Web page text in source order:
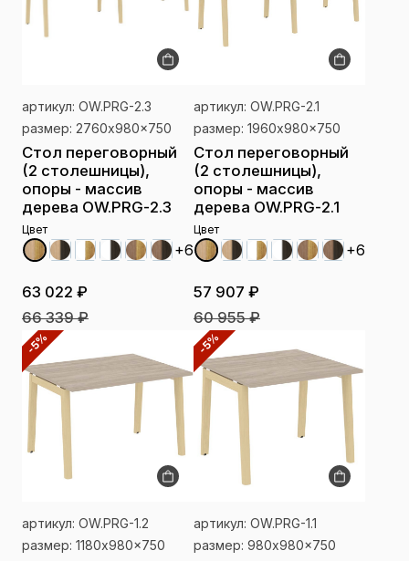
артикул: OW.PRG-2.3
размер: 2760x980x750
Стол переговорный
(2 столешницы),
опоры - массив
дерева OW.PRG-2.3
Цвет
+6
63 022 ₽
66 339 ₽
артикул: OW.PRG-2.1
размер: 1960x980x750
Стол переговорный
(2 столешницы),
опоры - массив
дерева OW.PRG-2.1
Цвет
+6
57 907 ₽
60 955 ₽
-5%
артикул: OW.PRG-1.2
размер: 1180x980x750
-5%
артикул: OW.PRG-1.1
размер: 980x980x750